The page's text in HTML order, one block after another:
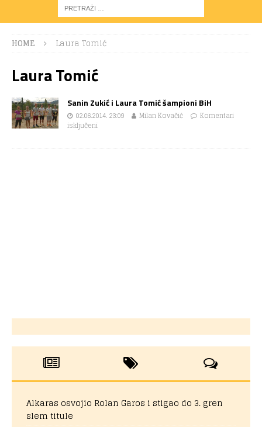
HOME Laura Tomić
Laura Tomić
Sanin Zukić i Laura Tomić šampioni BiH
02.06.2014. 23:09 Milan Kovačić
Komentari
isključeni
Alkaras osvojio Rolan Garos i stigao do 3. gren
slem titule